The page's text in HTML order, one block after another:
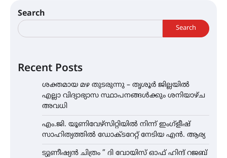
Search
Search
Recent Posts
ശക്തമായ മഴ തുടരുന്നു – തൃശൂർ ജില്ലയിൽ
എല്ലാ വിദ്യാഭ്യാസ സ്ഥാപനങ്ങൾക്കും ശനിയാഴ്ച
അവധി
എം.ജി. യൂണിവേഴ്‌സിറ്റിയിൽ നിന്ന് ഇംഗ്ളീഷ്
സാഹിത്യത്തിൽ ഡോക്ടറേറ്റ് നേടിയ എൻ. ആര്യ
ട്യുണീഷ്യൻ ചിത്രം ” ദി വോയിസ് ഓഫ് ഹിന്ദ് റജബ്